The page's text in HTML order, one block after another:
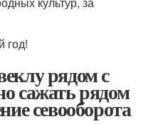
год!
рядом с
сажать рядом
севооборота